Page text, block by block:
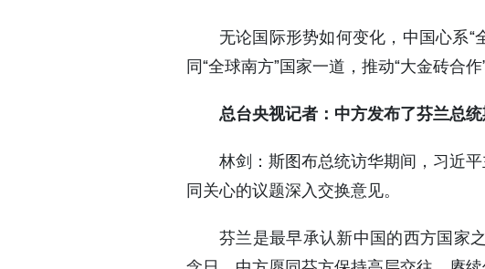
无论国际形势如何变化，中国心系“
同“全球南方”国家一道，推动“大金砖合
总台央视记者：中方发布了芬兰总
林剑：斯图布总统访华期间，习近
同关心的议题深入交换意见。
芬兰是最早承认新中国的西方国家